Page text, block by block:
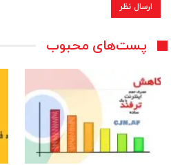
پست‌های محبوب